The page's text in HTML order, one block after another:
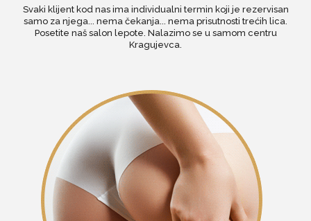
Svaki klijent kod nas ima individualni termin koji je rezervisan
samo za njega... nema čekanja... nema prisutnosti trećih lica.
Posetite naš salon lepote. Nalazimo se u samom centru
Kragujevca.